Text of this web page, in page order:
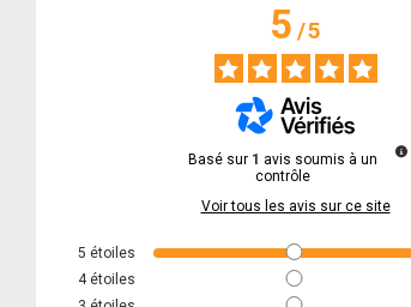
5/5
Basé sur 1 avis soumis à un
contrôle
Voir tous les avis sur ce site
5 étoiles
4 étoiles